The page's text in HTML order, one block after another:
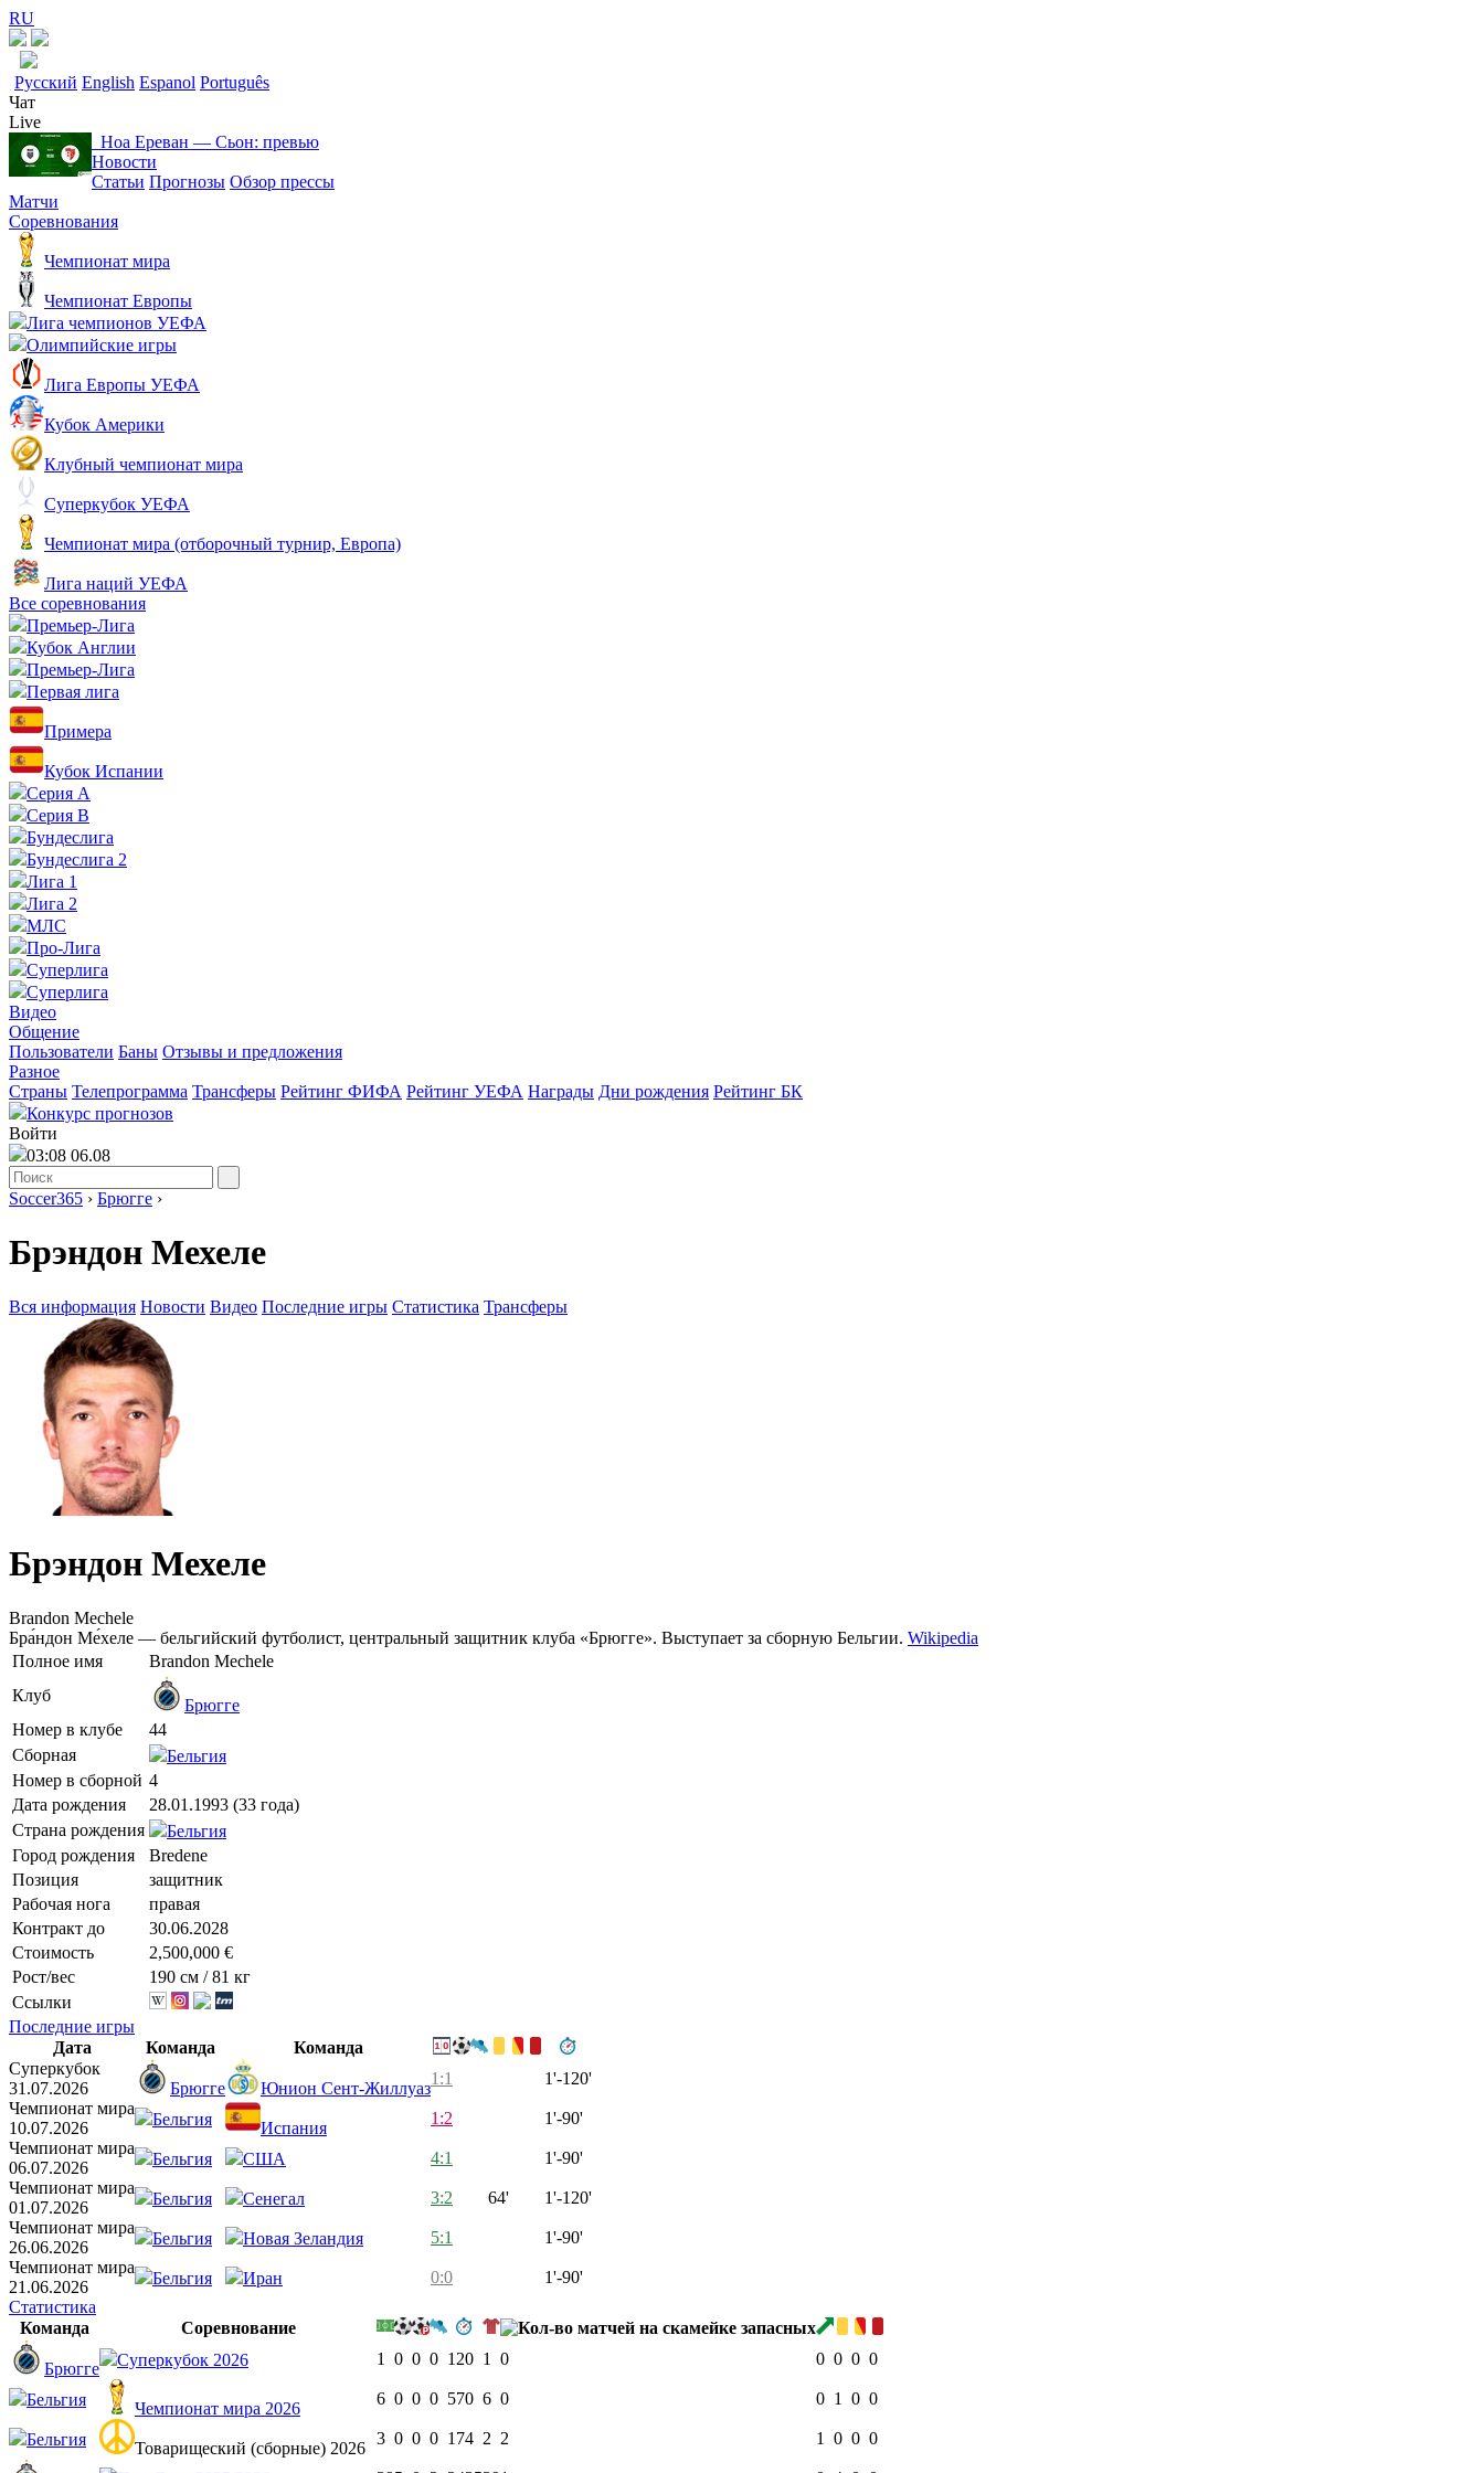
RU
Русский English Espanol Português
Чат
Live
Ноа Ереван ― Сьон: превью
Новости
Статьи Прогнозы Обзор прессы
Матчи
Соревнования
Чемпионат мира
Чемпионат Европы
Лига чемпионов УЕФА
Олимпийские игры
Лига Европы УЕФА
Кубок Америки
Клубный чемпионат мира
Суперкубок УЕФА
Чемпионат мира (отборочный турнир, Европа)
Лига наций УЕФА
Все соревнования
Премьер-Лига
Кубок Англии
Премьер-Лига
Первая лига
Примера
Кубок Испании
Серия А
Серия B
Бундеслига
Бундеслига 2
Лига 1
Лига 2
МЛС
Про-Лига
Суперлига
Суперлига
Видео
Общение
Пользователи Баны Отзывы и предложения
Разное
Страны Телепрограмма Трансферы Рейтинг ФИФА Рейтинг УЕФА Награды Дни рождения Рейтинг БК
Конкурс прогнозов
Войти
03:08 06.08
Soccer365 › Брюгге ›
Брэндон Мехеле
Вся информация Новости Видео Последние игры Статистика Трансферы
Брэндон Мехеле
Brandon Mechele
Бра́ндон Ме́хеле — бельгийский футболист, центральный защитник клуба «Брюгге». Выступает за сборную Бельгии. Wikipedia
Полное имя
Brandon Mechele
Клуб
Брюгге
Номер в клубе
44
Сборная
Бельгия
Номер в сборной 4
Дата рождения
28.01.1993 (33 года)
Страна рождения
Бельгия
Город рождения
Bredene
Позиция
защитник
Рабочая нога
правая
Контракт до
30.06.2028
Стоимость
2,500,000 €
Рост/вес
190 см / 81 кг
Ссылки
Последние игры
Дата
Команда
Команда
Суперкубок
31.07.2026
Брюгге Юнион Сент-Жиллуаз
1:1
1'-120'
Чемпионат мира
10.07.2026
Бельгия Испания
1:2
1'-90'
Чемпионат мира
06.07.2026
Бельгия США 4:1
1'-90'
Чемпионат мира
01.07.2026
Бельгия Сенегал 3:2 64'
1'-120'
Чемпионат мира
26.06.2026
Бельгия Новая Зеландия 5:1
1'-90'
Чемпионат мира
21.06.2026
Бельгия Иран 0:0
1'-90'
Статистика
Команда
Соревнование
Брюгге Суперкубок 2026 1 0 0 0 120 1 0 0 0 0 0
Бельгия Чемпионат мира 2026
6 0 0 0 570 6 0 0 1 0 0
Бельгия Товарищеский (сборные) 2026
3 0 0 0 174 2 2 1 0 0 0